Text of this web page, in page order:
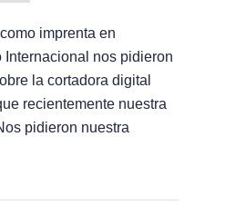
imprenta en
nos pidieron
la cortadora digital
recientemente nuestra
pidieron nuestra